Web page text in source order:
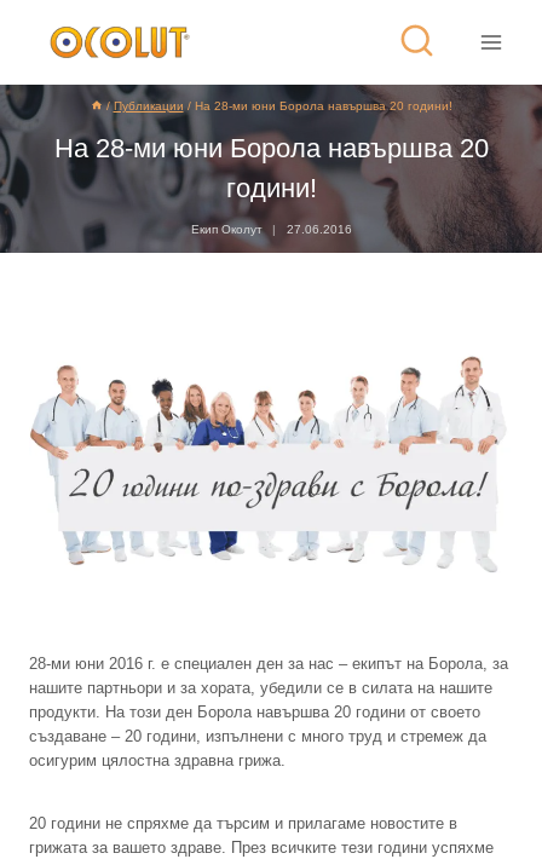
/ Публикации / На 28-ми юни Борола навършва 20 години!
На 28-ми юни Борола навършва 20
години!
Екип Околут 27.06.2016
28-ми юни 2016 г. е специален ден за нас – екипът на Борола, за
нашите партньори и за хората, убедили се в силата на нашите
продукти. На този ден Борола навършва 20 години от своето
създаване – 20 години, изпълнени с много труд и стремеж да
осигурим цялостна здравна грижа.
20 години не спряхме да търсим и прилагаме новостите в
грижата за вашето здраве. През всичките тези години успяхме